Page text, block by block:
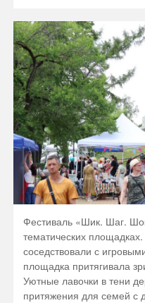
Фестиваль «Шик. Шаг.
тематических
соседствовали с
площадка притягивала
Уютные лавочки в тени
притяжения для семей с